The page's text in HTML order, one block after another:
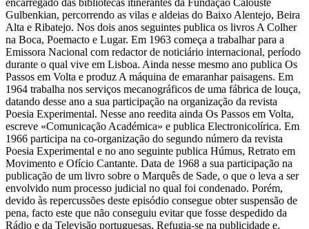
encarregado das bibliotecas itinerantes da Fundação Calouste
Gulbenkian, percorrendo as vilas e aldeias do Baixo Alentejo, Beira
Alta e Ribatejo. Nos dois anos seguintes publica os livros A Colher
na Boca, Poemacto e Lugar. Em 1963 começa a trabalhar para a
Emissora Nacional com redactor de noticiário internacional, período
durante o qual vive em Lisboa. Ainda nesse mesmo ano publica Os
Passos em Volta e produz A máquina de emaranhar paisagens. Em
1964 trabalha nos serviços mecanográficos de uma fábrica de louça,
datando desse ano a sua participação na organização da revista
Poesia Experimental. Nesse ano reedita ainda Os Passos em Volta,
escreve «Comunicação Académica» e publica Electronicolírica. Em
1966 participa na co-organização do segundo número da revista
Poesia Experimental e no ano seguinte publica Húmus, Retrato em
Movimento e Ofício Cantante. Data de 1968 a sua participação na
publicação de um livro sobre o Marquês de Sade, o que o leva a ser
envolvido num processo judicial no qual foi condenado. Porém,
devido às repercussões deste episódio consegue obter suspensão de
pena, facto este que não conseguiu evitar que fosse despedido da
Rádio e da Televisão portuguesas. Refugia-se na publicidade e,